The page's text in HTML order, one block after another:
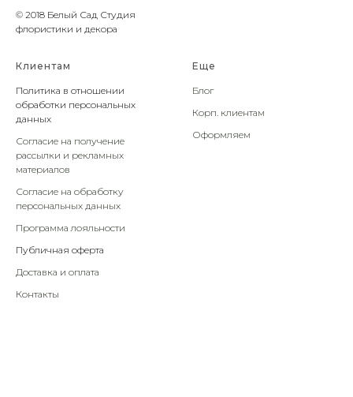
© 2018 Белый Сад Студия
флористики и декора
Клиентам
Политика в отношении
обработки персональных
данных
Согласие на получение
рассылки и рекламных
материалов
Согласие на обработку
персональных данных
Программа лояльности
Публичная оферта
Доставка и оплата
Контакты
Еще
Блог
Корп. клиентам
Оформляем